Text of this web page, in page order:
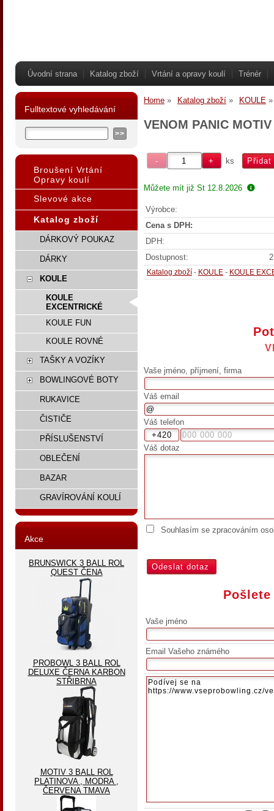
Úvodní strana Katalog zboží Vrtání a opravy koulí Trénér
Home Katalog zboží KOULE
VENOM PANIC MOTIV
ks
Můžete mít již St 12.8.2026
Výrobce:
Cena s DPH:
DPH:
Dostupnost:
Katalog zboží - KOULE - KOULE
Vaše jméno, příjmení, firma
Váš email
Váš telefon
Váš dotaz
Souhlasím se zpracováním
Vaše jméno
Email Vašeho známého
Fulltextové vyhledávání
Broušení Vrtání
Opravy koulí
Slevové akce
Katalog zboží
DÁRKOVÝ POUKAZ
DÁRKY
KOULE
KOULE
EXCENTRICKÉ
KOULE FUN
KOULE ROVNÉ
TAŠKY A VOZÍKY
BOWLINGOVÉ BOTY
RUKAVICE
ČISTIČE
PŘÍSLUŠENSTVÍ
OBLEČENÍ
BAZAR
GRAVÍROVÁNÍ KOULÍ
Akce
BRUNSWICK 3 BALL ROL
QUEST ČENA
PROBOWL 3 BALL ROL
DELUXE ČERNA KARBON
STŘIBRNA
MOTIV 3 BALL ROL
PLATINOVA , MODRA ,
ČERVENA TMAVA